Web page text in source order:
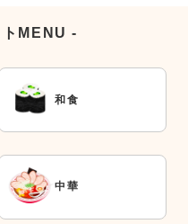
MENU -
和食
中華